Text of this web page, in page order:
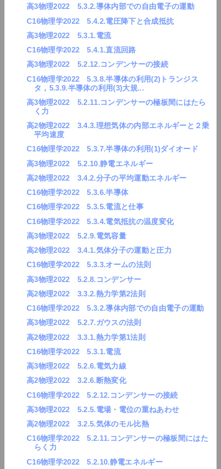
高3物理2022 5.3.2.導体内部での自由電子の運動
C16物理学2022 5.4.2.電圧降下と合成抵抗
高3物理2022 5.3.1.電流
C16物理学2022 5.4.1.直流回路
高3物理2022 5.2.12.コンデンサーの接続
C16物理学2022 5.3.8.半導体の利用(2)トランジス
タ，5.3.9.半導体の利用(3)大規...
高3物理2022 5.2.11.コンデンサーの極板間にはたら
く力
高2物理2022 3.4.3.理想気体の内部エネルギーと２乗
平均速度
C16物理学2022 5.3.7.半導体の利用(1)ダイオード
高3物理2022 5.2.10.静電エネルギー
高2物理2022 3.4.2.分子の平均運動エネルギー
C16物理学2022 5.3.6.半導体
C16物理学2022 5.3.5.電流と仕事
C16物理学2022 5.3.4.電気抵抗の温度変化
高3物理2022 5.2.9.電気容量
高2物理2022 3.4.1.気体分子の運動と圧力
C16物理学2022 5.3.3.オームの法則
高3物理2022 5.2.8.コンデンサー
高2物理2022 3.3.2.熱力学第2法則
C16物理学2022 5.3.2.導体内部での自由電子の運動
高3物理2022 5.2.7.ガウスの法則
高2物理2022 3.3.1.熱力学第1法則
C16物理学2022 5.3.1.電流
高3物理2022 5.2.6.電気力線
高2物理2022 3.2.6.断熱変化
C16物理学2022 5.2.12.コンデンサーの接続
高3物理2022 5.2.5.電場・電位の重ねあわせ
高2物理2022 3.2.5.気体のモル比熱
C16物理学2022 5.2.11.コンデンサーの極板間にはた
らく力
C16物理学2022 5.2.10.静電エネルギー